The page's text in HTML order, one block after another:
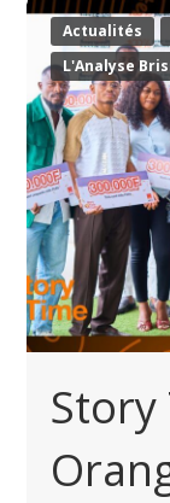
Actualités
L'Analyse
Story